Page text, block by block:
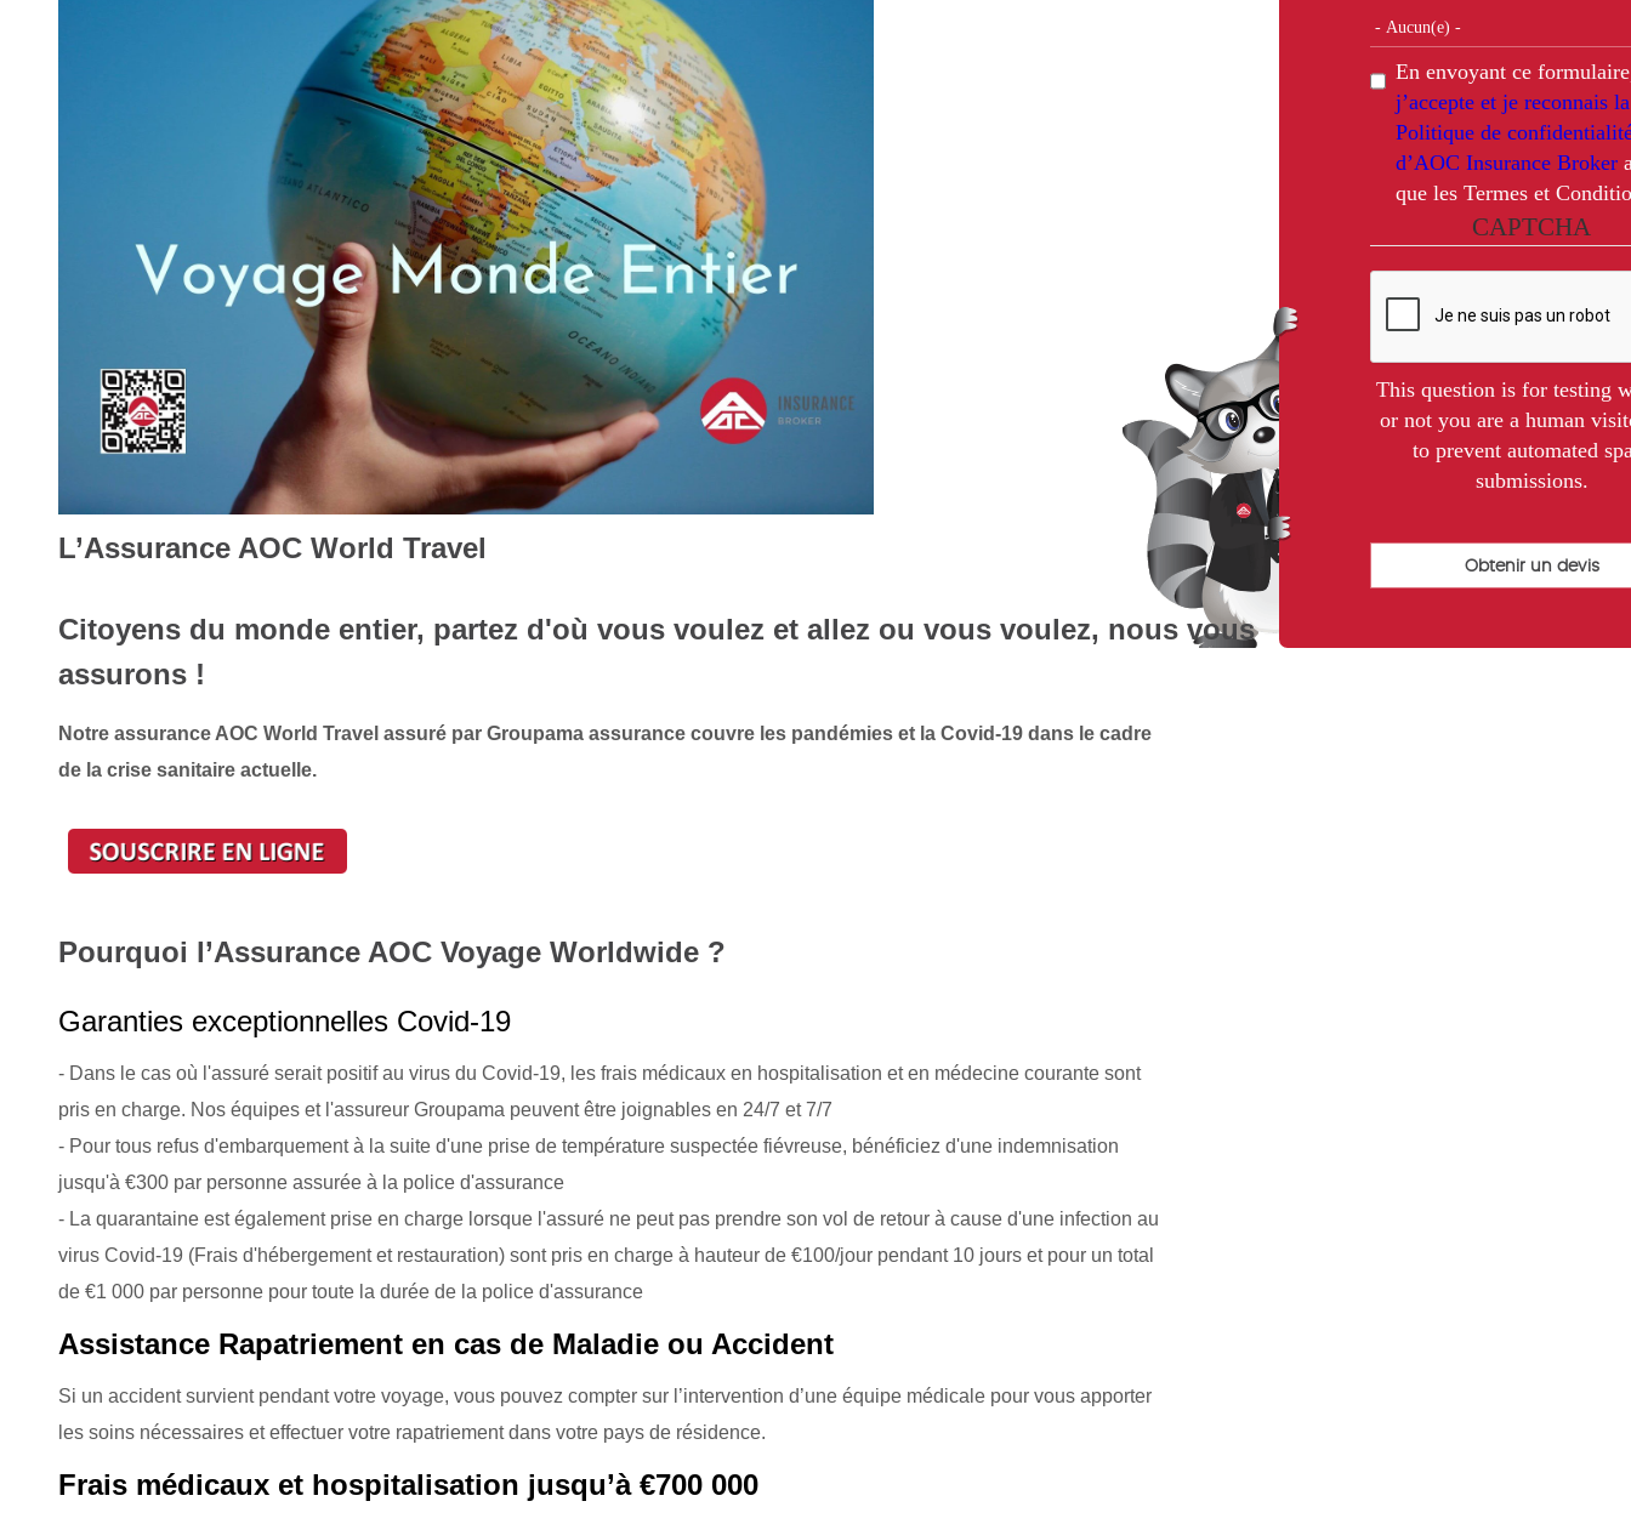
L’Assurance AOC World Travel
Citoyens du monde entier, partez d'où vous voulez et allez ou vous voulez, nous vous
assurons !
Notre assurance AOC World Travel assuré par Groupama assurance couvre les pandémies et la Covid-19 dans le cadre
de la crise sanitaire actuelle.
Pourquoi l’Assurance AOC Voyage Worldwide ?
Garanties exceptionnelles Covid-19
- Dans le cas où l'assuré serait positif au virus du Covid-19, les frais médicaux en hospitalisation et en médecine courante sont
pris en charge. Nos équipes et l'assureur Groupama peuvent être joignables en 24/7 et 7/7
- Pour tous refus d'embarquement à la suite d'une prise de température suspectée fiévreuse, bénéficiez d'une indemnisation
jusqu'à €300 par personne assurée à la police d'assurance
- La quarantaine est également prise en charge lorsque l'assuré ne peut pas prendre son vol de retour à cause d'une infection au
virus Covid-19 (Frais d'hébergement et restauration) sont pris en charge à hauteur de €100/jour pendant 10 jours et pour un total
de €1 000 par personne pour toute la durée de la police d'assurance
Assistance Rapatriement en cas de Maladie ou Accident
Si un accident survient pendant votre voyage, vous pouvez compter sur l’intervention d’une équipe médicale pour vous apporter
les soins nécessaires et effectuer votre rapatriement dans votre pays de résidence.
Frais médicaux et hospitalisation jusqu’à €700 000
En envoyant ce
j’accepte et je reconnais la
Politique de
d’AOC Insurance Broker
que les Termes et
CAPTCHA
This question is for testing
or not you are a human
to prevent automated
submissions.